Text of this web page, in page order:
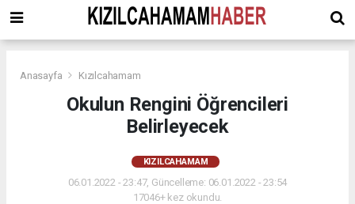
Anasayfa Kızılcahamam
Okulun Rengini Öğrencileri
Belirleyecek
KIZILCAHAMAM
06.01.2022 - 23:47, Güncelleme: 06.01.2022 - 23:54
17046+ kez okundu.